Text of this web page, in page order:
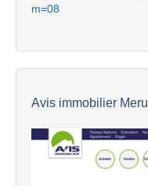
m=08
Avis immobilier Meru